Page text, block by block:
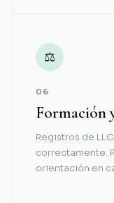
⚖
06
Formación
Registros de
correctamente.
orientación en